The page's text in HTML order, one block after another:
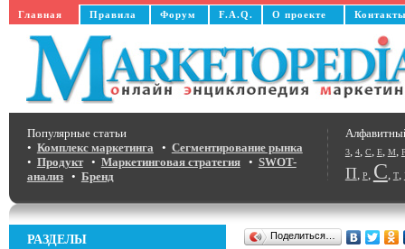
Главная Правила Форум F.A.Q. О проекте
3, 4, C, E, M,
П, Р, С, Т,
Популярные статьи
• Комплекс маркетинга • Сегментирование рынка
• Продукт• Маркетинговая стратегия• SWOT-
анализ• Бренд
РАЗДЕЛЫ Поделиться…